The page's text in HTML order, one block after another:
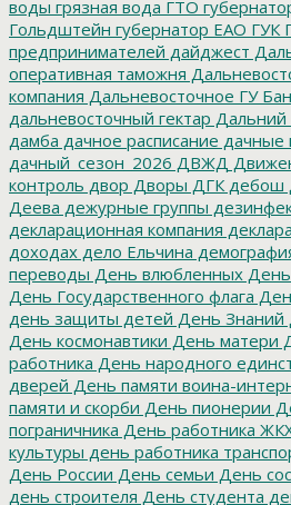
воды грязная вода ГТО
Гольдштейн губернатор ЕАО ГУК
предпринимателей дайджест
оперативная таможня
компания Дальневосточное ГУ
дальневосточный гектар Дальний
дамба дачное расписание дачные
дачный_сезон_2026 ДВЖД
контроль двор Дворы ДГК дебош
Деева дежурные группы
декларационная компания
доходах дело Ельчина
переводы День влюбленных
День Государственного флага
день защиты детей День Знаний
День космонавтики День матери
работника День народного
дверей День памяти воина-
памяти и скорби День пионерии
пограничника День работника
культуры день работника
День России День семьи День
день строителя День студента